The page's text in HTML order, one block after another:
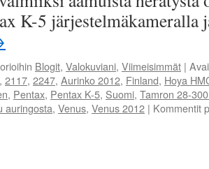
K-5
Blogit, Valokuviani, Viimeisimmät |
, 2117, 2247, Aurinko 2012, Finland, Hoya
, Pentax, Pentax K-5, Suomi, Tamron 28-
auringosta, Venus, Venus 2012 | Kommentit